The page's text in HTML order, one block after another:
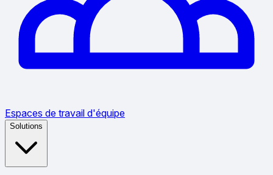
Espaces de travail d'équipe
Solutions